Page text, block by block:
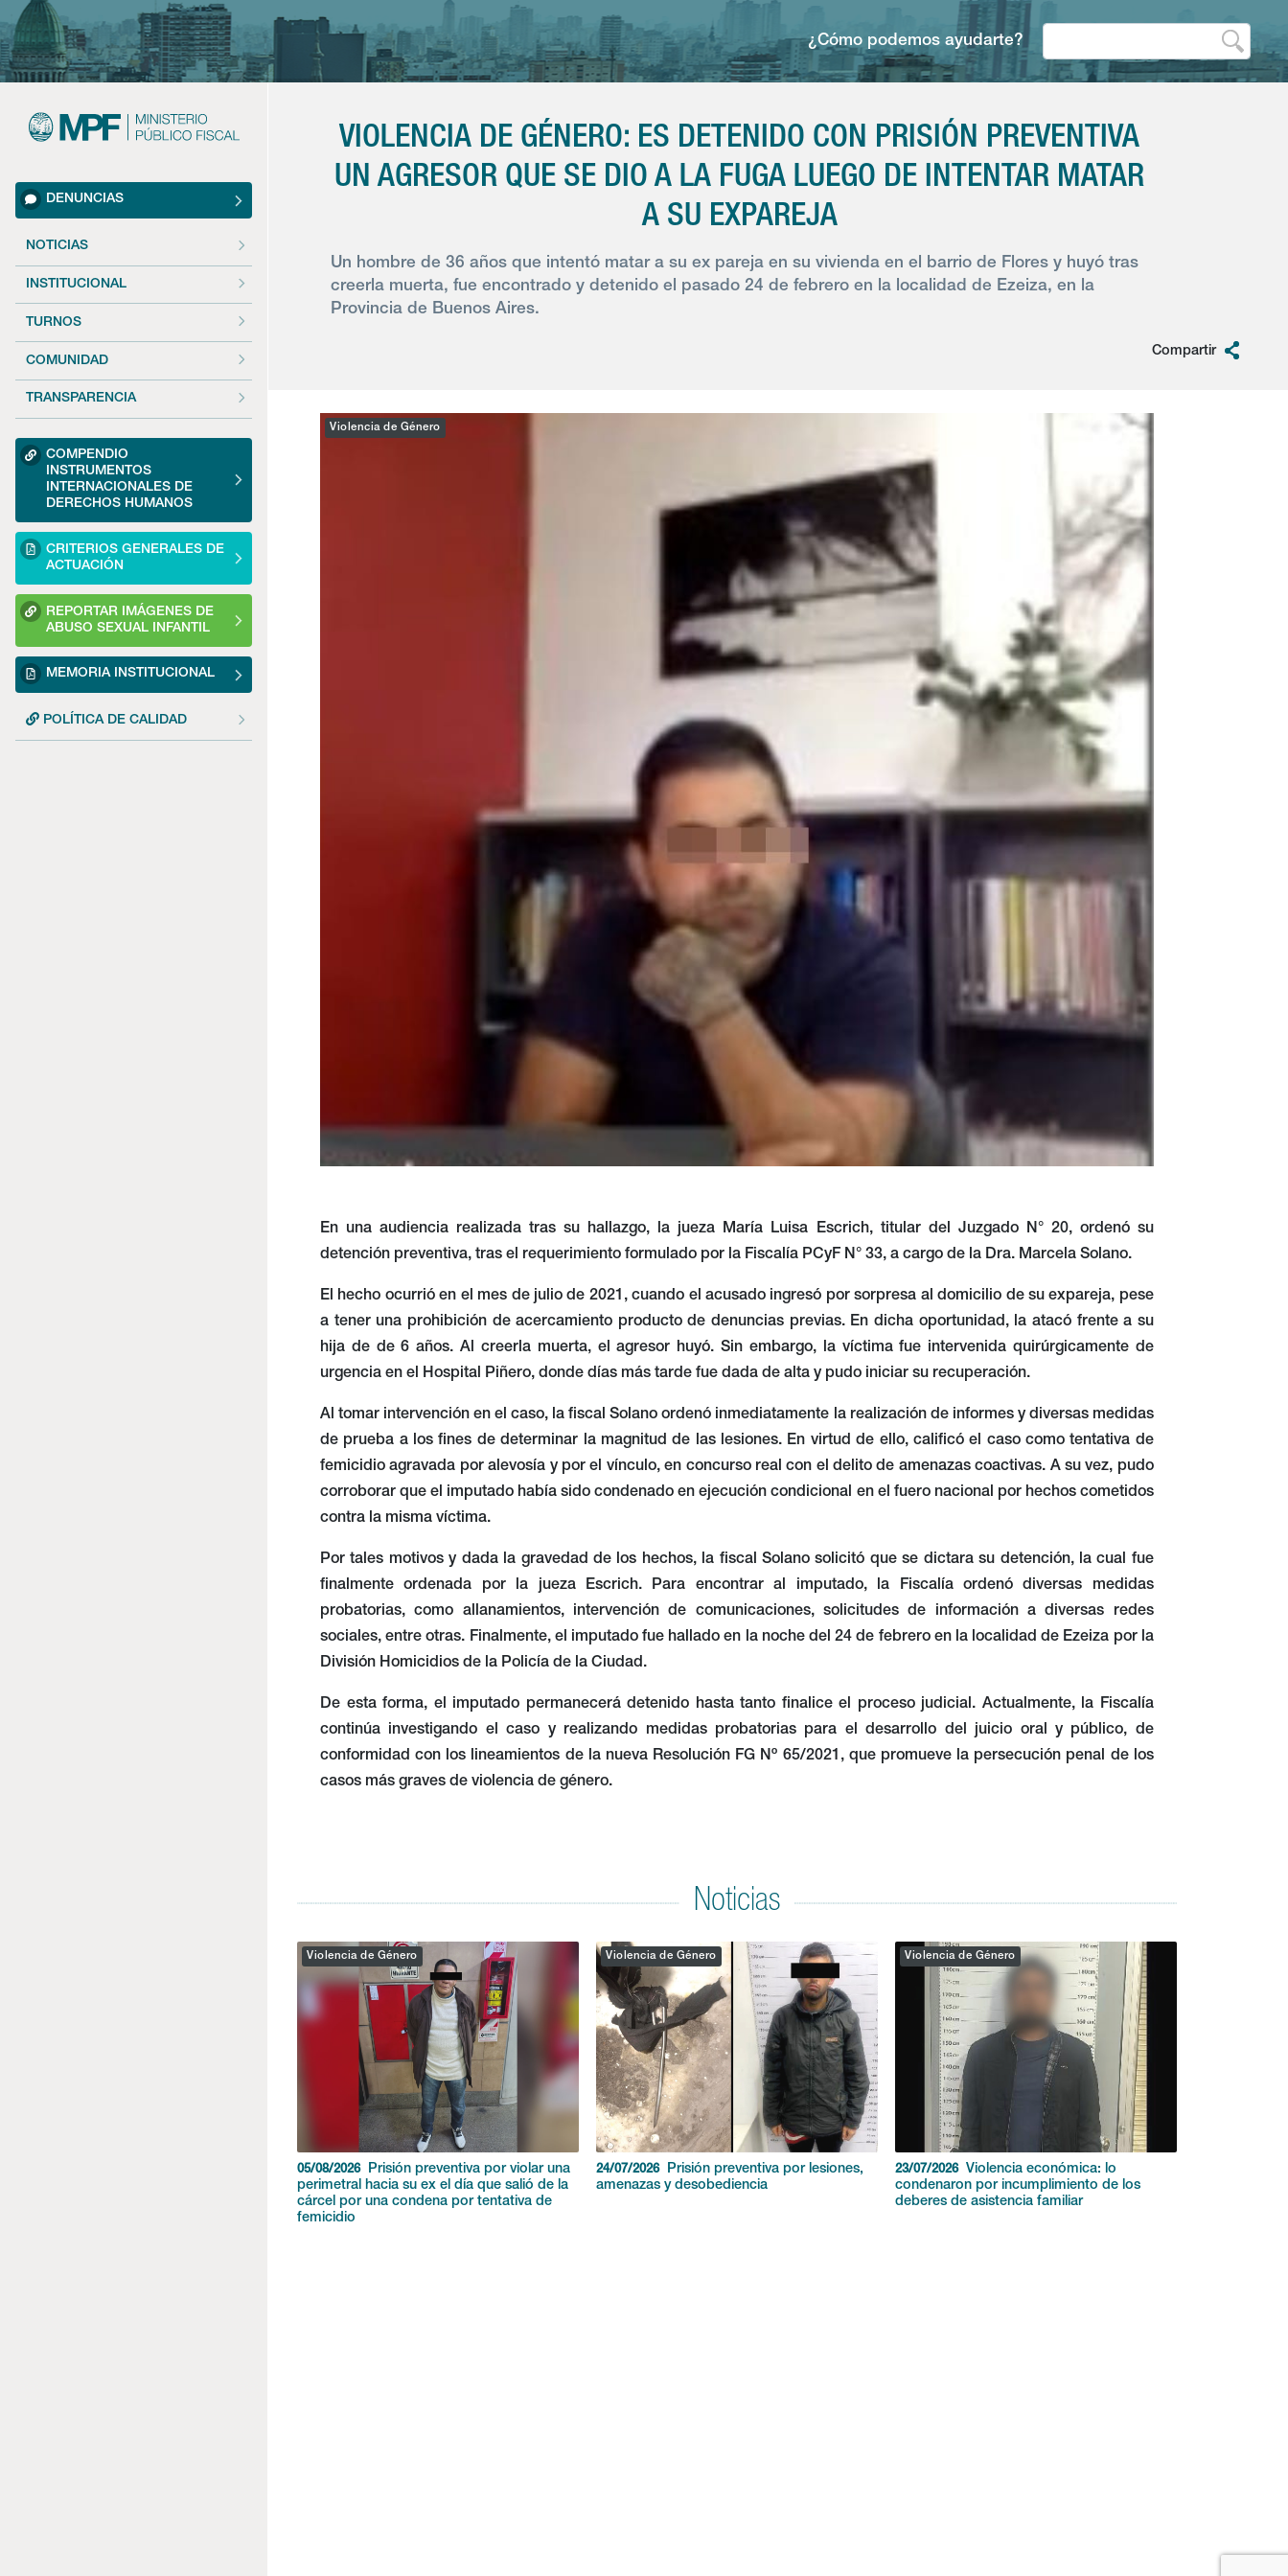
¿Cómo podemos ayudarte?
DENUNCIAS
NOTICIAS
INSTITUCIONAL
TURNOS
COMUNIDAD
TRANSPARENCIA
COMPENDIO
INSTRUMENTOS
INTERNACIONALES DE
DERECHOS HUMANOS
CRITERIOS GENERALES DE
ACTUACIÓN
REPORTAR IMÁGENES DE
ABUSO SEXUAL INFANTIL
MEMORIA INSTITUCIONAL
POLÍTICA DE CALIDAD
VIOLENCIA DE GÉNERO: ES DETENIDO CON PRISIÓN PREVENTIVA
UN AGRESOR QUE SE DIO A LA FUGA LUEGO DE INTENTAR MATAR
A SU EXPAREJA
Un hombre de 36 años que intentó matar a su ex pareja en su vivienda en el barrio de Flores y huyó tras
creerla muerta, fue encontrado y detenido el pasado 24 de febrero en la localidad de Ezeiza, en la
Provincia de Buenos Aires.
Compartir
Violencia de Género
En una audiencia realizada tras su hallazgo, la jueza María Luisa Escrich, titular del Juzgado N° 20, ordenó su
detención preventiva, tras el requerimiento formulado por la Fiscalía PCyF N° 33, a cargo de la Dra. Marcela Solano.
El hecho ocurrió en el mes de julio de 2021, cuando el acusado ingresó por sorpresa al domicilio de su expareja, pese
a tener una prohibición de acercamiento producto de denuncias previas. En dicha oportunidad, la atacó frente a su
hija de de 6 años. Al creerla muerta, el agresor huyó. Sin embargo, la víctima fue intervenida quirúrgicamente de
urgencia en el Hospital Piñero, donde días más tarde fue dada de alta y pudo iniciar su recuperación.
Al tomar intervención en el caso, la fiscal Solano ordenó inmediatamente la realización de informes y diversas medidas
de prueba a los fines de determinar la magnitud de las lesiones. En virtud de ello, calificó el caso como tentativa de
femicidio agravada por alevosía y por el vínculo, en concurso real con el delito de amenazas coactivas. A su vez, pudo
corroborar que el imputado había sido condenado en ejecución condicional en el fuero nacional por hechos cometidos
contra la misma víctima.
Por tales motivos y dada la gravedad de los hechos, la fiscal Solano solicitó que se dictara su detención, la cual fue
finalmente ordenada por la jueza Escrich. Para encontrar al imputado, la Fiscalía ordenó diversas medidas
probatorias, como allanamientos, intervención de comunicaciones, solicitudes de información a diversas redes
sociales, entre otras. Finalmente, el imputado fue hallado en la noche del 24 de febrero en la localidad de Ezeiza por la
División Homicidios de la Policía de la Ciudad.
De esta forma, el imputado permanecerá detenido hasta tanto finalice el proceso judicial. Actualmente, la Fiscalía
continúa investigando el caso y realizando medidas probatorias para el desarrollo del juicio oral y público, de
conformidad con los lineamientos de la nueva Resolución FG Nº 65/2021, que promueve la persecución penal de los
casos más graves de violencia de género.
Noticias
Violencia de Género
05/08/2026
Prisión preventiva por violar una
perimetral hacia su ex el día que salió de la
cárcel por una condena por tentativa de
femicidio
Violencia de Género
24/07/2026
Prisión preventiva por lesiones,
amenazas y desobediencia
Violencia de Género
23/07/2026
Violencia económica: lo
condenaron por incumplimiento de los
deberes de asistencia familiar